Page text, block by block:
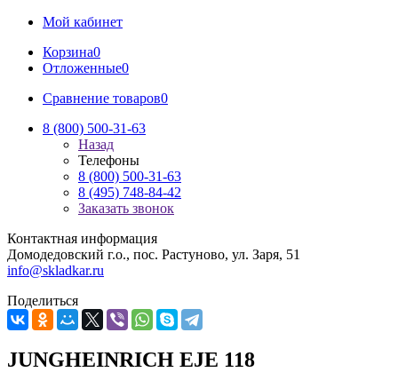
Мой кабинет
Корзина0
Отложенные0
Сравнение товаров0
8 (800) 500-31-63
Назад
Телефоны
8 (800) 500-31-63
8 (495) 748-84-42
Заказать звонок
Контактная информация
Домодедовский г.о., пос. Растуново, ул. Заря, 51
info@skladkar.ru
Поделиться
JUNGHEINRICH EJE 118